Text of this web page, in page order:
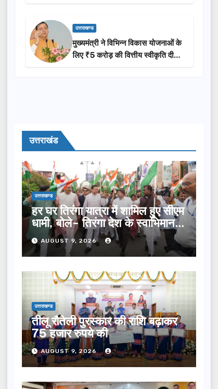
उत्तराखण्ड
मुख्यमंत्री ने विभिन्न विकास योजनाओं के
लिए ₹5 करोड़ की वित्तीय स्वीकृति दी…
उत्तराखंड
उत्तराखण्ड
हर घर तिरंगा यात्रा में शामिल हुए सीएम
धामी, बोले- तिरंगा देश के स्वाभिमान
का प्रतीक
AUGUST 9, 2026
उत्तराखण्ड
तीलू रौतेली पुरस्कार की राशि बढ़ाकर
75 हजार रुपये की
AUGUST 9, 2026